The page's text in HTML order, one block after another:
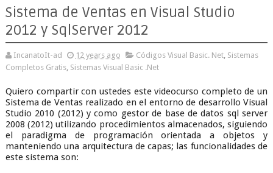
Sistema de Ventas en Visual Studio
2012 y SqlServer 2012
IncanatoIt-ad 12 years ago Códigos Visual Basic. Net, Sistemas
Completos Gratis, Sistemas Visual Basic .Net
Quiero compartir con ustedes este videocurso completo de un
Sistema de Ventas realizado en el entorno de desarrollo Visual
Studio 2010 (2012) y como gestor de base de datos sql server
2008 (2012) utilizando procedimientos almacenados, siguiendo
el paradigma de programación orientada a objetos y
manteniendo una arquitectura de capas; las funcionalidades de
este sistema son: